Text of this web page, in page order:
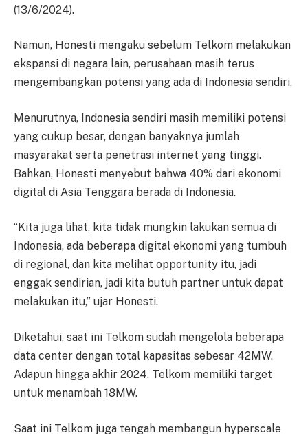
(13/6/2024).
Namun, Honesti mengaku sebelum Telkom melakukan
ekspansi di negara lain, perusahaan masih terus
mengembangkan potensi yang ada di Indonesia sendiri.
Menurutnya, Indonesia sendiri masih memiliki potensi
yang cukup besar, dengan banyaknya jumlah
masyarakat serta penetrasi internet yang tinggi.
Bahkan, Honesti menyebut bahwa 40% dari ekonomi
digital di Asia Tenggara berada di Indonesia.
“Kita juga lihat, kita tidak mungkin lakukan semua di
Indonesia, ada beberapa digital ekonomi yang tumbuh
di regional, dan kita melihat opportunity itu, jadi
enggak sendirian, jadi kita butuh partner untuk dapat
melakukan itu,” ujar Honesti.
Diketahui, saat ini Telkom sudah mengelola beberapa
data center dengan total kapasitas sebesar 42MW.
Adapun hingga akhir 2024, Telkom memiliki target
untuk menambah 18MW.
Saat ini Telkom juga tengah membangun hyperscale